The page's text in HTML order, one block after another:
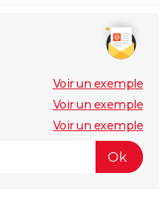
Voir un exemple
Voir un exemple
Voir un exemple